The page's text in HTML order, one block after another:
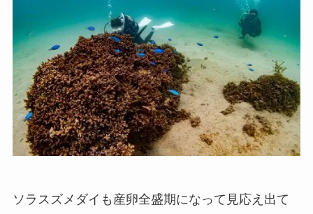
ソラスズメダイも産卵全盛期になって見応え出て